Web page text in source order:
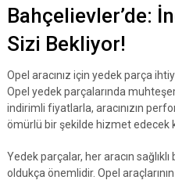
Bahçelievler’de:
Sizi Bekliyor!
Opel aracınız için yedek parça
Opel yedek parçalarında
indirimli fiyatlarla, aracınızın
ömürlü bir şekilde hizmet edecek
Yedek parçalar, her aracın
oldukça önemlidir. Opel araçlarının